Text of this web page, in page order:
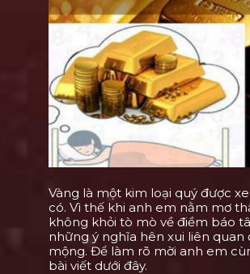
Vàng là một kim loại quý được
có. Vì thế khi anh em nằm mơ
không khỏi tò mò về điềm báo
những ý nghĩa hên xui liên
mộng. Để làm rõ mời anh em
bài viết dưới đây.